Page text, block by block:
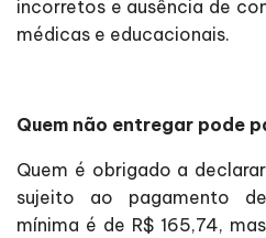
incorretos e ausência de
médicas e educacionais.
Quem não entregar pode
Quem é obrigado a
sujeito ao pagamento
mínima é de R$ 165,74,